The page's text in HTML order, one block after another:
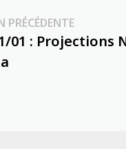
Publication
01 : Projections